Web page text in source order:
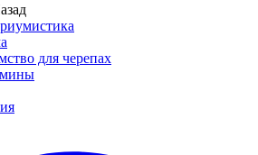
для черепах